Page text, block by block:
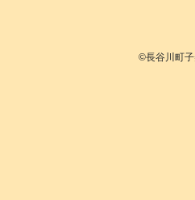
©長谷川町